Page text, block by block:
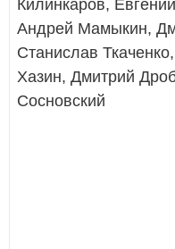
Килинкаров,
Андрей Мамыкин,
Станислав
Хазин, Дмитрий
Сосновский